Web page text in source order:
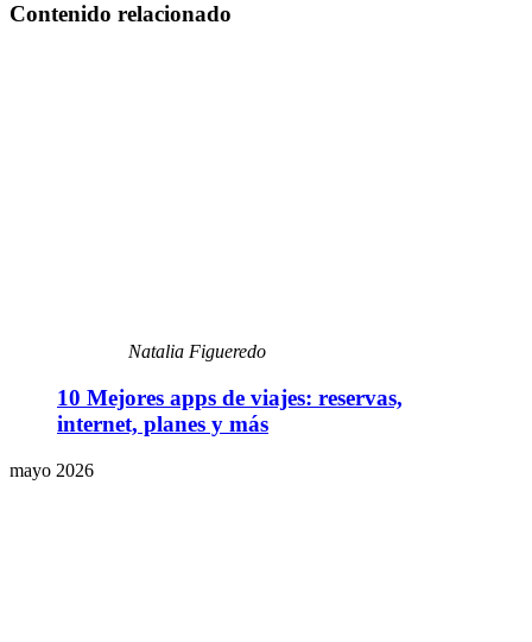
Contenido relacionado
Natalia Figueredo
10 Mejores apps de viajes: reservas,
internet, planes y más
mayo 2026